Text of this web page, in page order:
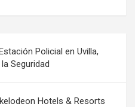
Policial en Uvilla,
Seguridad
Hotels & Resorts